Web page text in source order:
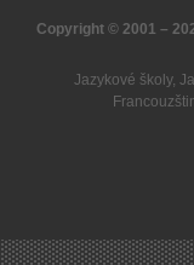
Copyright © 2001 –
Jazykové školy,